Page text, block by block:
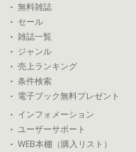
無料雑誌
セール
雑誌一覧
ジャンル
売上ランキング
条件検索
電子ブック無料プレゼント
インフォメーション
ユーザーサポート
WEB本棚（購入リスト）